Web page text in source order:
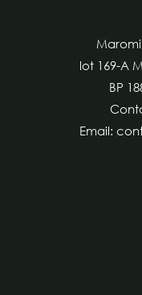
lot 169-A
BP
Email: